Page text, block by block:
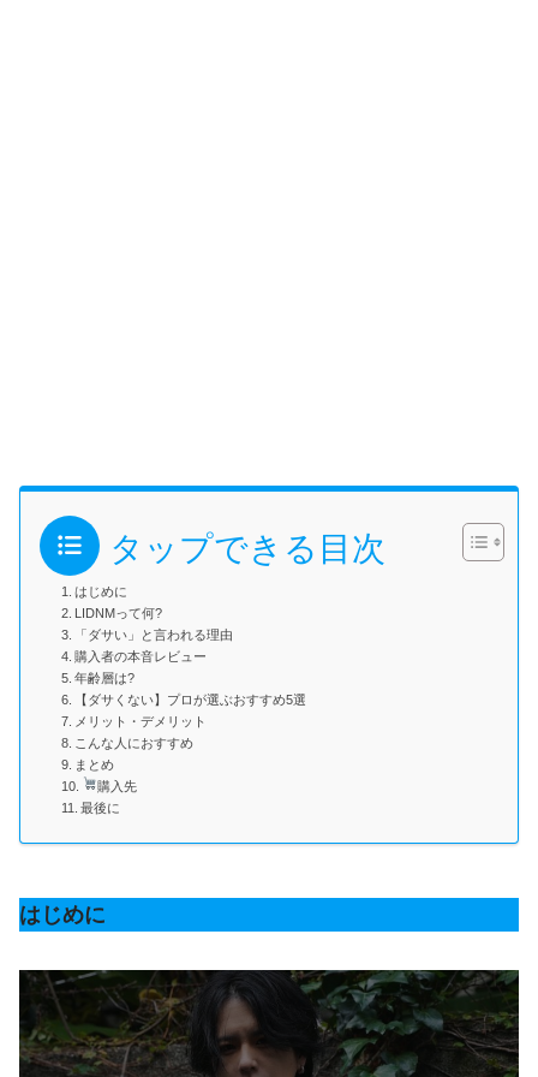
タップできる目次
はじめに
LIDNMって何?
「ダサい」と言われる理由
購入者の本音レビュー
年齢層は?
【ダサくない】プロが選ぶおすすめ5選
メリット・デメリット
こんな人におすすめ
まとめ
購入先
最後に
はじめに